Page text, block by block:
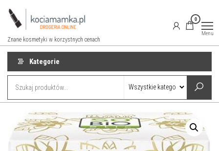
Przejdź
Znane kosmetyki w korzystnych cenach
0
Menu
Kategorie